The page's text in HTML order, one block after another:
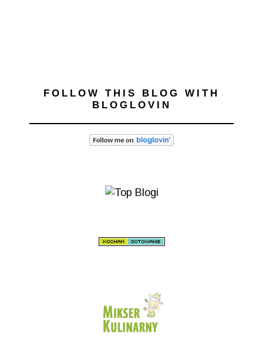
FOLLOW THIS BLOG WITH
BLOGLOVIN